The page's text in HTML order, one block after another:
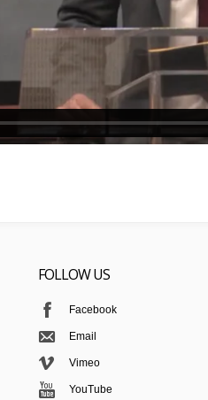
FOLLOW US
Facebook
Email
Vimeo
YouTube